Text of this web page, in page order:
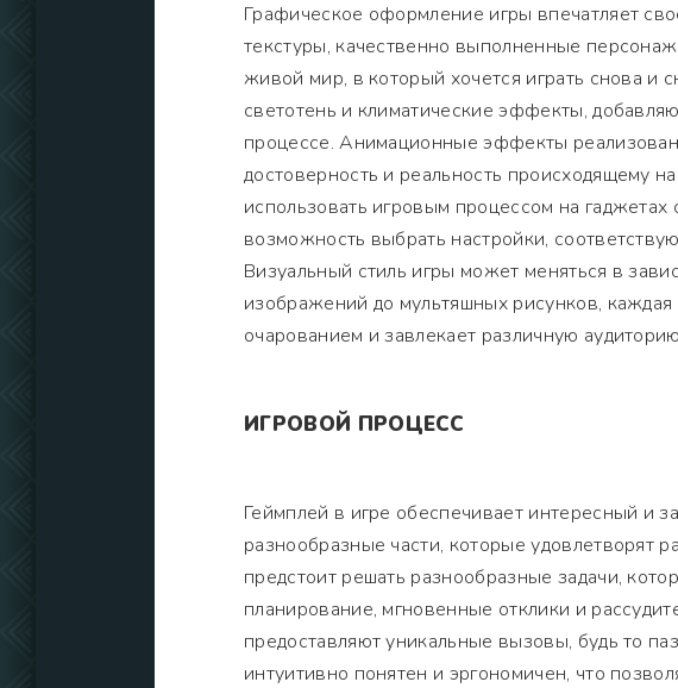
Графическое оформление игры впечатляет
текстуры, качественно выполненные
живой мир, в который хочется играть снова и
светотень и климатические эффекты,
процессе. Анимационные эффекты
достоверность и реальность происходящему
использовать игровым процессом на
возможность выбрать настройки,
Визуальный стиль игры может меняться в
изображений до мультяшных рисунков,
очарованием и завлекает различную
ИГРОВОЙ ПРОЦЕСС
Геймплей в игре обеспечивает интересный и
разнообразные части, которые удовлетворят
предстоит решать разнообразные задачи,
планирование, мгновенные отклики и
предоставляют уникальные вызовы, будь то
интуитивно понятен и эргономичен, что